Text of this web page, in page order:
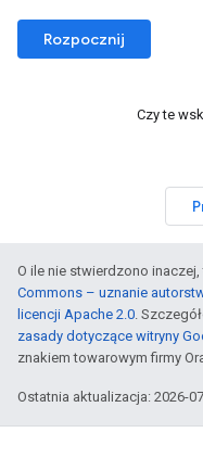
Rozpocznij
Czy te
O ile nie stwierdzono
Commons – uznanie
licencji Apache 2.0.
zasady dotyczące witryny
znakiem towarowym firmy
Ostatnia aktualizacja: 2026-